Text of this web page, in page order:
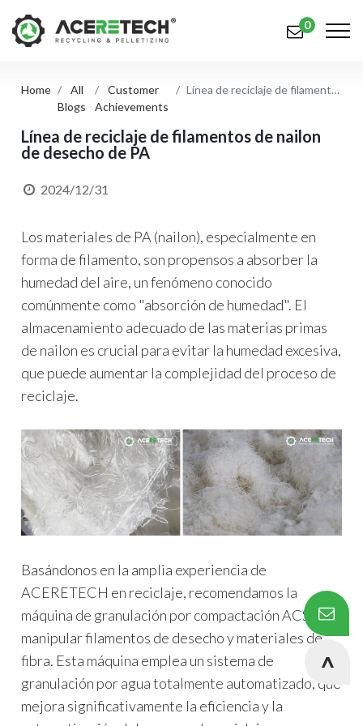
Productos
Aplicaciones
Sobre nosotros
Contáctenos
简体中文 English (US)
русский язык Español
0
Home
All
Blogs
Customer
Achievements
Línea de reciclaje de filamentos de nailon de desecho de PA
Línea de reciclaje de filamentos de nailon
de desecho de PA
2024/12/31
Los materiales de PA (nailon), especialmente en
forma de filamento, son propensos a absorber la
humedad del aire, un fenómeno conocido
comúnmente como "absorción de humedad". El
almacenamiento adecuado de las materias primas
de nailon es crucial para evitar la humedad excesiva,
que puede aumentar la complejidad del proceso de
reciclaje.
Basándonos en la amplia experiencia de
ACERETECH en reciclaje, recomendamos la
máquina de granulación por compactación ACS para
manipular filamentos de desecho y materiales de
fibra. Esta máquina emplea un sistema de
granulación por agua totalmente automatizado, que
mejora significativamente la eficiencia y la